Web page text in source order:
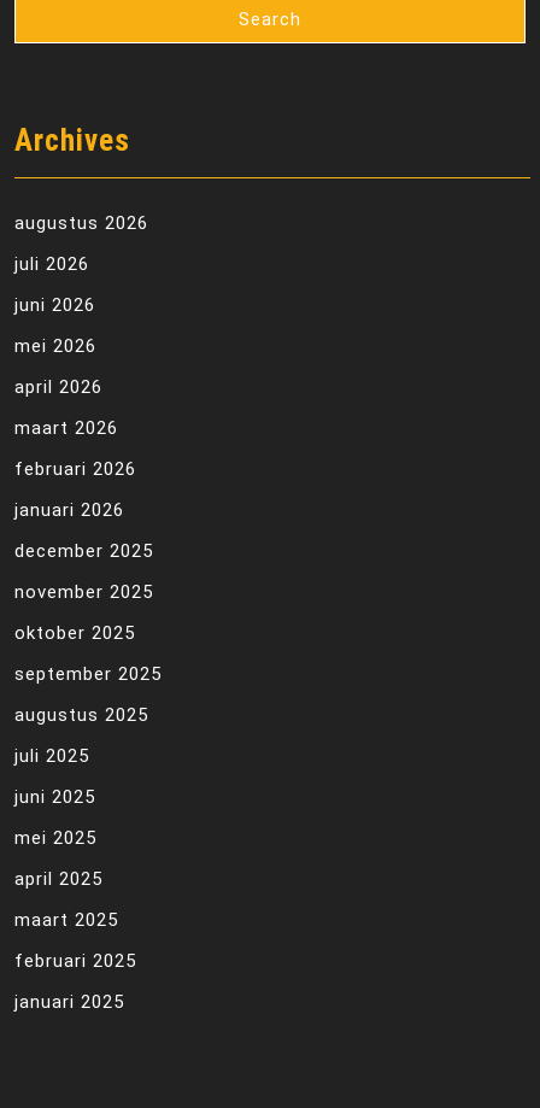
Archives
augustus 2026
juli 2026
juni 2026
mei 2026
april 2026
maart 2026
februari 2026
januari 2026
december 2025
november 2025
oktober 2025
september 2025
augustus 2025
juli 2025
juni 2025
mei 2025
april 2025
maart 2025
februari 2025
januari 2025